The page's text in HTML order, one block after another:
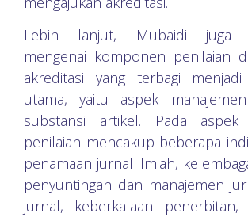
Lebih lanjut, Mubaidi juga
mengenai komponen penilaian
akreditasi yang terbagi
utama, yaitu aspek
substansi artikel. Pada aspek
penilaian mencakup beberapa
penamaan jurnal ilmiah,
penyuntingan dan manajemen
jurnal, keberkalaan